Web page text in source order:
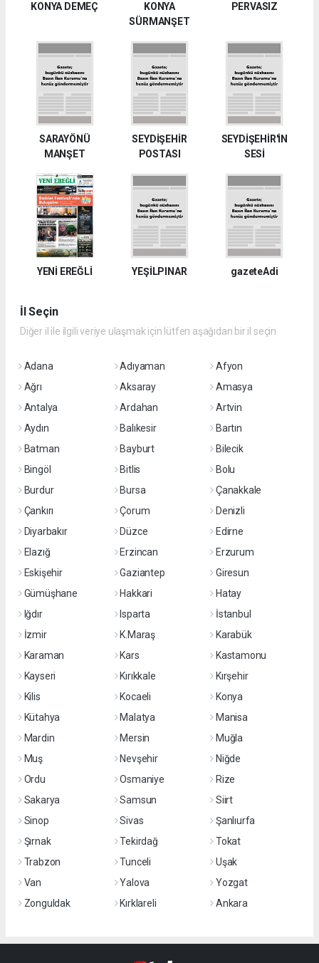
KONYA DEMEÇ
KONYA
SÜRMANŞET
PERVASIZ
SARAYÖNÜ
MANŞET
SEYDİŞEHİR
POSTASI
SEYDİŞEHİR'İN
SESİ
YENİ EREĞLİ YEŞİLPINAR gazeteAdi
İl Seçin
Diğer il ile ilgili veriye ulaşmak için lütfen aşağıdan bir il seçin
Adana Adıyaman
Afyon
Ağrı
Aksaray
Amasya
Antalya
Ardahan
Artvin
Aydın
Balıkesir
Bartın
Batman
Bayburt
Bilecik
Bingöl
Bitlis
Bolu
Burdur
Bursa
Çanakkale
Çankırı
Çorum
Denizli
Diyarbakır
Düzce
Edirne
Elazığ
Erzincan
Erzurum
Eskişehir
Gaziantep
Giresun
Gümüşhane
Hakkari
Hatay
Iğdır
Isparta
İstanbul
İzmir
K.Maraş
Karabük
Karaman
Kars
Kastamonu
Kayseri
Kırıkkale
Kırşehir
Kilis
Kocaeli
Konya
Kütahya
Malatya
Manisa
Mardin
Mersin
Muğla
Muş
Nevşehir
Niğde
Ordu
Osmaniye
Rize
Sakarya
Samsun
Siirt
Sinop
Sivas
Şanlıurfa
Şırnak
Tekirdağ
Tokat
Trabzon
Tunceli
Uşak
Van
Yalova
Yozgat
Zonguldak
Kırklareli Ankara